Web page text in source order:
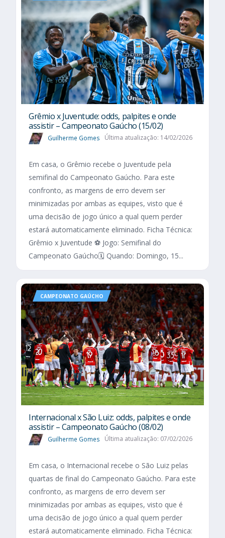
Grêmio x Juventude: odds, palpites e onde
assistir – Campeonato Gaúcho (15/02)
Guilherme Gomes Última atualização: 14/02/2026
Em casa, o Grêmio recebe o Juventude pela
semifinal do Campeonato Gaúcho. Para este
confronto, as margens de erro devem ser
minimizadas por ambas as equipes, visto que é
uma decisão de jogo único a qual quem perder
estará automaticamente eliminado. Ficha Técnica:
Grêmio x Juventude ⚽ Jogo: Semifinal do
Campeonato Gaúcho🗓️ Quando: Domingo, 15...
CAMPEONATO GAÚCHO
Internacional x São Luiz: odds, palpites e onde
assistir – Campeonato Gaúcho (08/02)
Guilherme Gomes Última atualização: 07/02/2026
Em casa, o Internacional recebe o São Luiz pelas
quartas de final do Campeonato Gaúcho. Para este
confronto, as margens de erro devem ser
minimizadas por ambas as equipes, visto que é
uma decisão de jogo único a qual quem perder
estará automaticamente eliminado. Ficha Técnica: